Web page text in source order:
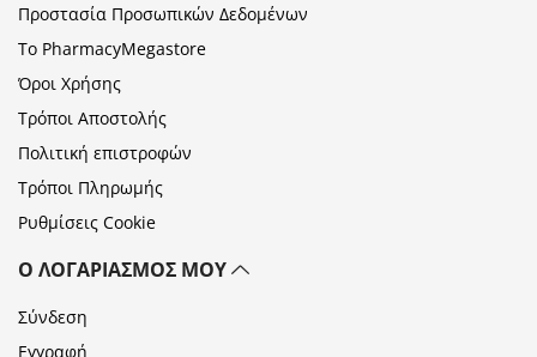
Προστασία Προσωπικών Δεδομένων
Το PharmacyMegastore
Όροι Χρήσης
Τρόποι Αποστολής
Πολιτική επιστροφών
Τρόποι Πληρωμής
Ρυθμίσεις Cookie
Ο ΛΟΓΑΡΙΑΣΜΌΣ ΜΟΥ
Σύνδεση
Εγγραφή